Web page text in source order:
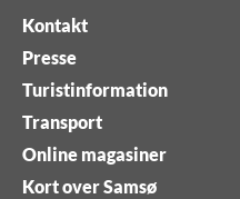
Kontakt
Presse
Turistinformation
Transport
Online magasiner
Kort over Samsø